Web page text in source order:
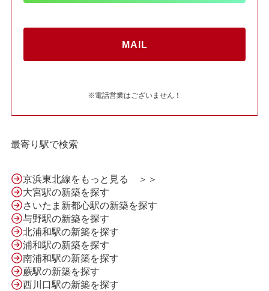
MAIL
※電話営業はございません！
最寄り駅で検索
京浜東北線をもっと見る ＞＞
大宮駅の新築を探す
さいたま新都心駅の新築を探す
与野駅の新築を探す
北浦和駅の新築を探す
浦和駅の新築を探す
南浦和駅の新築を探す
蕨駅の新築を探す
西川口駅の新築を探す